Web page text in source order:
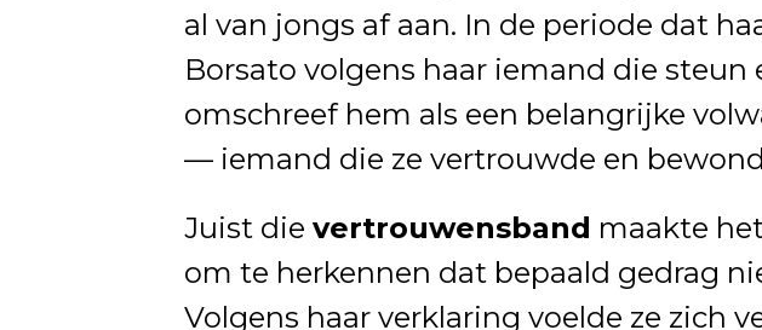
al van jongs af aan. In de periode dat
Borsato volgens haar iemand die steun
omschreef hem als een belangrijke
— iemand die ze vertrouwde en
Juist die vertrouwensband maakte
om te herkennen dat bepaald gedrag
Volgens haar verklaring voelde ze zich